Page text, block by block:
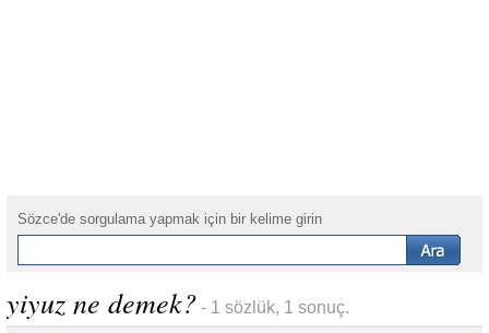
Sözce'de sorgulama yapmak için bir kelime girin
yiyuz ne demek? - 1 sözlük, 1 sonuç.